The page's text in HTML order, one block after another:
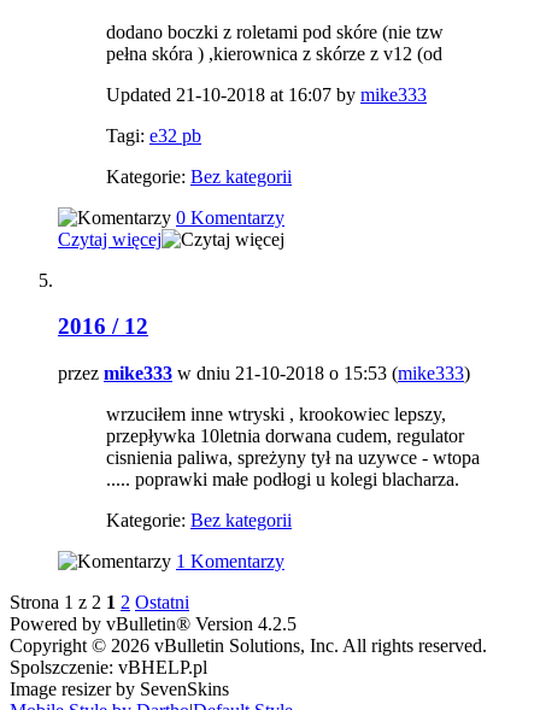
dodano boczki z roletami pod skóre (nie tzw
pełna skóra ) ,kierownica z skórze z v12 (od
Updated 21-10-2018 at 16:07 by mike333
Tagi: e32 pb
Kategorie: Bez kategorii
0 Komentarzy
Czytaj więcej
2016 / 12
przez mike333 w dniu 21-10-2018 o 15:53 (mike333)
wrzuciłem inne wtryski , krookowiec lepszy,
przepływka 10letnia dorwana cudem, regulator
cisnienia paliwa, spreżyny tył na uzywce - wtopa
..... poprawki małe podłogi u kolegi blacharza.
Kategorie: Bez kategorii
1 Komentarzy
Strona 1 z 2 1 2 Ostatni
Powered by vBulletin® Version 4.2.5
Copyright © 2026 vBulletin Solutions, Inc. All rights reserved.
Spolszczenie: vBHELP.pl
Image resizer by SevenSkins